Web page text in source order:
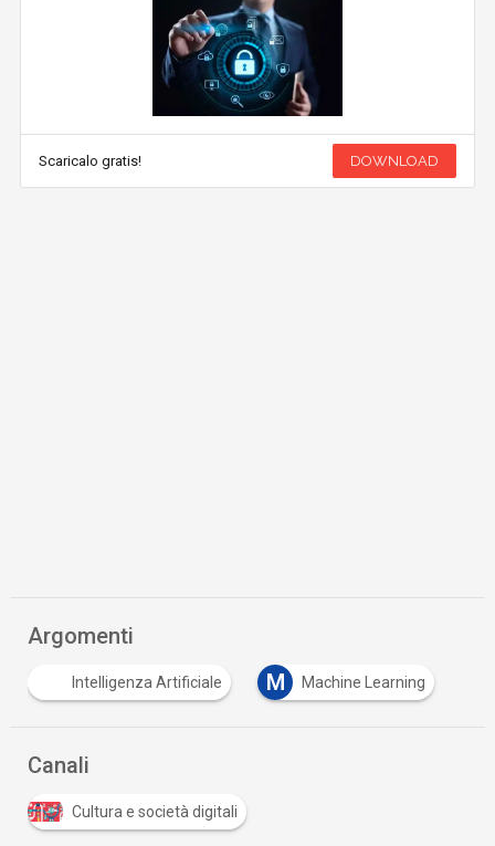
Scaricalo gratis! DOWNLOAD
Argomenti
Intelligenza Artificiale M Machine Learning
Canali
Cultura e società digitali